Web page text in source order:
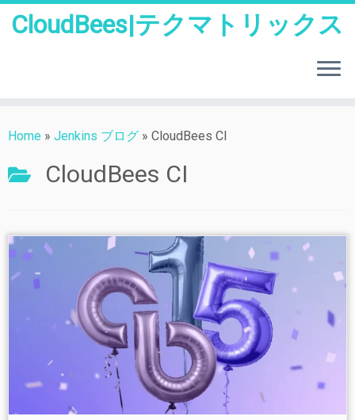
to
CloudBees|テクマトリックス
Home » Jenkins ブログ » CloudBees CI
CloudBees CI